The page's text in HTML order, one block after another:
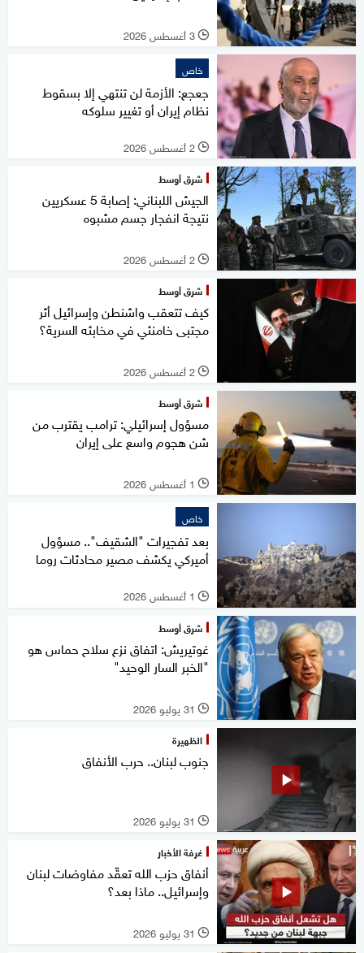
l 3 أغسطس 2026
خاص
جعجع: الأزمة لن تنتهي إلا بسقوط
نظام إيران أو تغيير سلوكه
l 2 أغسطس 2026
شرق أوسط
الجيش اللبناني: إصابة 5 عسكريين
نتيجة انفجار جسم مشبوه
l 2 أغسطس 2026
شرق أوسط
كيف تتعقب واشنطن وإسرائيل أثر
مجتبى خامنئي في مخابئه السرية؟
l 2 أغسطس 2026
شرق أوسط
مسؤول إسرائيلي: ترامب يقترب من
شن هجوم واسع على إيران
l 1 أغسطس 2026
خاص
بعد تفجيرات "الشقيف".. مسؤول
أميركي يكشف مصير محادثات روما
l 1 أغسطس 2026
شرق أوسط
غوتيريش: اتفاق نزع سلاح حماس هو
"الخبر السار الوحيد"
l 31 يوليو 2026
الظهيرة
جنوب لبنان.. حرب الأنفاق
l 31 يوليو 2026
غرفة الأخبار
أنفاق حزب الله تعقّد مفاوضات لبنان
وإسرائيل.. ماذا بعد؟
l 31 يوليو 2026